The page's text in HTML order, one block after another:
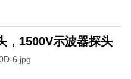
，1500V示波器探头